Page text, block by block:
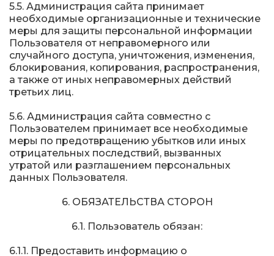
5.5. Администрация сайта принимает
необходимые организационные и технические
меры для защиты персональной информации
Пользователя от неправомерного или
случайного доступа, уничтожения, изменения,
блокирования, копирования, распространения,
а также от иных неправомерных действий
третьих лиц.
5.6. Администрация сайта совместно с
Пользователем принимает все необходимые
меры по предотвращению убытков или иных
отрицательных последствий, вызванных
утратой или разглашением персональных
данных Пользователя.
6. ОБЯЗАТЕЛЬСТВА СТОРОН
6.1. Пользователь обязан:
6.1.1. Предоставить информацию о